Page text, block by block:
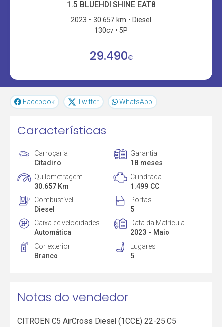
1.5 BLUEHDI SHINE EAT8
2023 30.657 km
Diesel
130cv
5P
29.490€
Facebook Twitter WhatsApp
Características
Carroçaria
Citadino
Garantia
18 meses
Quilometragem
30.657 Km
Cilindrada
1.499 CC
Combustível
Diesel
Portas
5
Caixa de velocidades
Automática
Data da Matrícula
2023 - Maio
Cor exterior
Branco
Lugares
5
Notas do vendedor
CITROEN C5 AirCross Diesel (1CCE) 22-25 C5